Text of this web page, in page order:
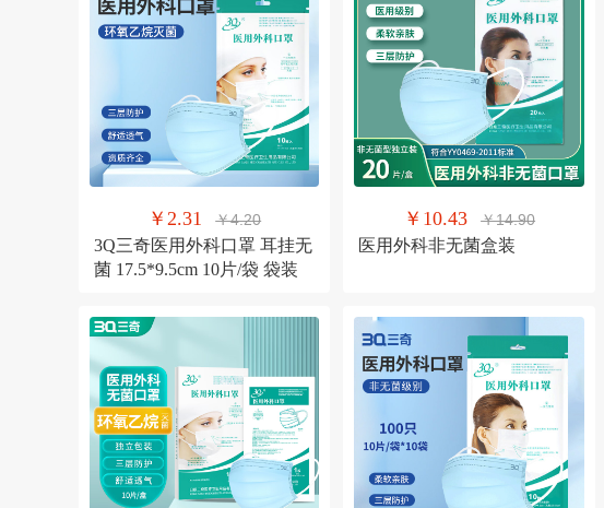
￥2.31 ￥4.20
3Q三奇医用外科口罩 耳挂无
菌 17.5*9.5cm 10片/袋 袋装
￥10.43 ￥14.90
医用外科非无菌盒装